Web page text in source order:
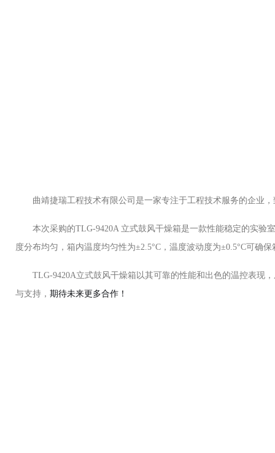
曲靖捷瑞工程技术有限公司 是一家专注于工程技术服务的企业
本次采购的TLG-9420A 立式鼓风干燥箱是一款性能稳定的实验
度分布均匀，箱内温度均匀性为±2.5°C，温度波动度为±0.5°C可确保
TLG-9420A立式鼓风干燥箱以其可靠的性能和出色的温控表现
与支持， 期待未来更多合作！